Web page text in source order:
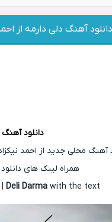
دانلود آهنگ دلی دارمه از
دانلود آهنگ
آهنگ محلی جدید از احمد
همراه لینک های
Deli Darma with the text